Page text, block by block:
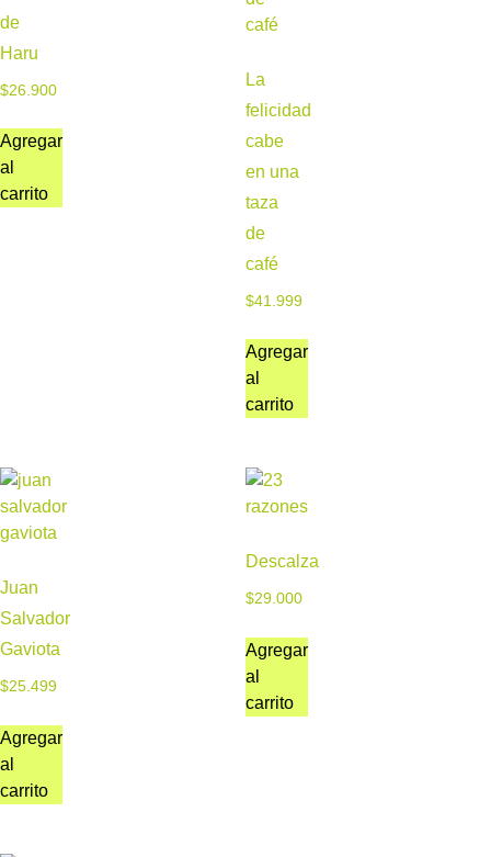
de
Haru
$26.900
Agregar
al
carrito
La
felicidad
cabe
en una
taza
de
café
$41.999
Agregar
al
carrito
Juan
Salvador
Gaviota
$25.499
Agregar
al
carrito
Descalza
$29.000
Agregar
al
carrito